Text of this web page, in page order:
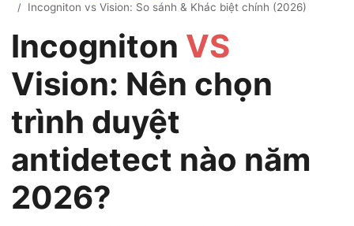
/ Incogniton vs Vision: So sánh & Khác biệt chính (2026)
Incogniton VS
Vision: Nên chọn
trình duyệt
antidetect nào năm
2026?